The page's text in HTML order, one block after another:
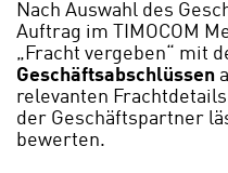
Nach Auswahl des
Auftrag im TIMOCOM
„Fracht vergeben“ mit
Geschäftsabschlüssen
relevanten
der Geschäftspartner
bewerten.